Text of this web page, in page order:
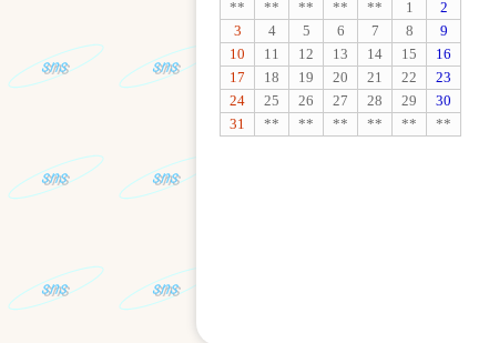
**
** ** ** ** 1
2
3
4 5 6 7 8
9
10
11 12 13 14 15
16
17
18 19 20 21 22
23
24
25 26 27 28 29
30
31
** ** ** ** ** **